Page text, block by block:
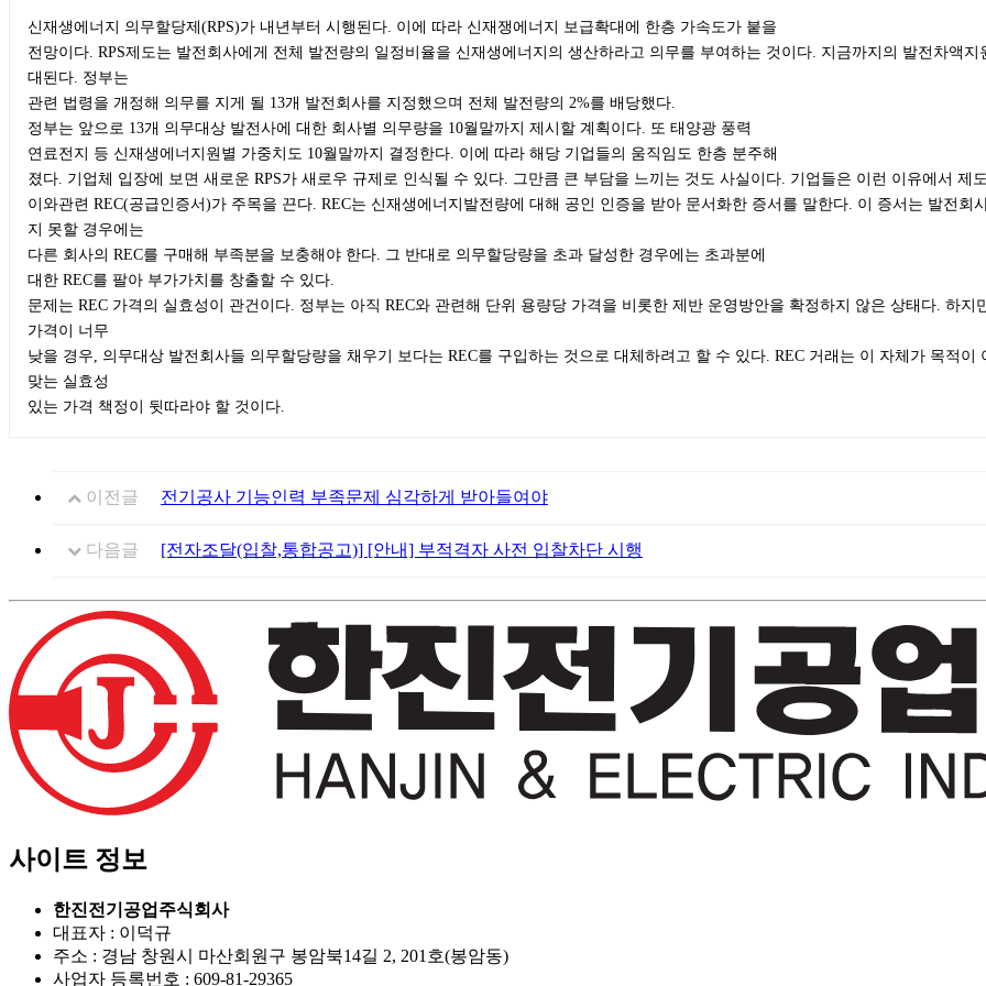
신재생에너지 의무할당제(RPS)가 내년부터 시행된다. 이에 따라 신재쟁에너지 보급확대에 한층 가속도가 붙을
전망이다. RPS제도는 발전회사에게 전체 발전량의 일정비율을 신재생에너지의 생산하라고 의무를 부여하는 것이다. 지금까지의 발전차액
대된다. 정부는
관련 법령을 개정해 의무를 지게 될 13개 발전회사를 지정했으며 전체 발전량의 2%를 배당했다.
정부는 앞으로 13개 의무대상 발전사에 대한 회사별 의무량을 10월말까지 제시할 계획이다. 또 태양광 풍력
연료전지 등 신재생에너지원별 가중치도 10월말까지 결정한다. 이에 따라 해당 기업들의 움직임도 한층 분주해
졌다. 기업체 입장에 보면 새로운 RPS가 새로우 규제로 인식될 수 있다. 그만큼 큰 부담을 느끼는 것도 사실이다. 기업들은 이런 이유에서 제
이와관련 REC(공급인증서)가 주목을 끈다. REC는 신재생에너지발전량에 대해 공인 인증을 받아 문서화한 증서를 말한다. 이 증서는 발전
지 못할 경우에는
다른 회사의 REC를 구매해 부족분을 보충해야 한다. 그 반대로 의무할당량을 초과 달성한 경우에는 초과분에
대한 REC를 팔아 부가가치를 창출할 수 있다.
문제는 REC 가격의 실효성이 관건이다. 정부는 아직 REC와 관련해 단위 용량당 가격을 비롯한 제반 운영방안을 확정하지 않은 상태다. 하
가격이 너무
낮을 경우, 의무대상 발전회사들 의무할당량을 채우기 보다는 REC를 구입하는 것으로 대체하려고 할 수 있다. REC 거래는 이 자체가 목적
맞는 실효성
있는 가격 책정이 뒷따라야 할 것이다.
이전글 전기공사 기능인력 부족문제 심각하게 받아들여야
다음글 [전자조달(입찰,통합공고)] [안내] 부적격자 사전 입찰차단 시행
사이트 정보
한진전기공업주식회사
대표자 : 이덕규
주소 : 경남 창원시 마산회원구 봉암북14길 2, 201호(봉암동)
사업자 등록번호 : 609-81-29365